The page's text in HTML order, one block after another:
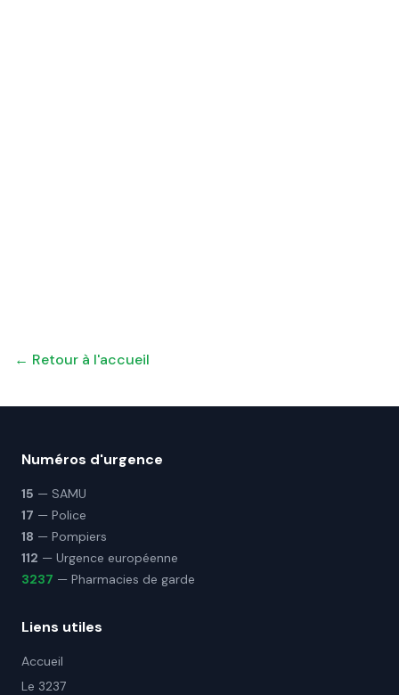
← Retour à l'accueil
Numéros d'urgence
15 — SAMU
17 — Police
18 — Pompiers
112 — Urgence européenne
3237 — Pharmacies de garde
Liens utiles
Accueil
Le 3237